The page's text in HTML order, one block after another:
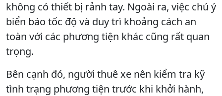
không có thiết bị rảnh tay. Ngoài ra, việc chú ý
biển báo tốc độ và duy trì khoảng cách an
toàn với các phương tiện khác cũng rất quan
trọng.
Bên cạnh đó, người thuê xe nên kiểm tra kỹ
tình trạng phương tiện trước khi khởi hành,